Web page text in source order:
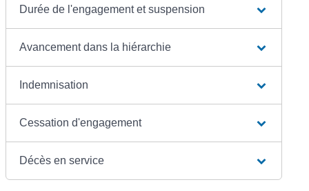
Durée de l'engagement et suspension
Avancement dans la hiérarchie
Indemnisation
Cessation d'engagement
Décès en service